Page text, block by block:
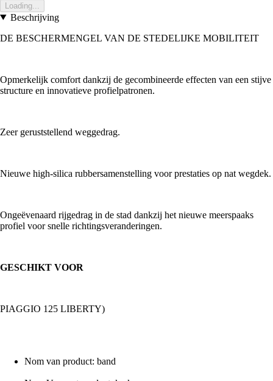
Loading...
Beschrijving
DE BESCHERMENGEL VAN DE STEDELIJKE MOBILITEIT
Opmerkelijk comfort dankzij de gecombineerde effecten van een stijve
structure en innovatieve profielpatronen.
Zeer geruststellend weggedrag.
Nieuwe high-silica rubbersamenstelling voor prestaties op nat wegdek.
Ongeëvenaard rijgedrag in de stad dankzij het nieuwe meerspaaks
profiel voor snelle richtingsveranderingen.
GESCHIKT VOOR
PIAGGIO 125 LIBERTY)
Nom van product: band